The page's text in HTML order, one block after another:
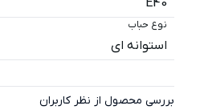
E40
نوع حباب
استوانه ای
بررسی محصول از نظر کاربران